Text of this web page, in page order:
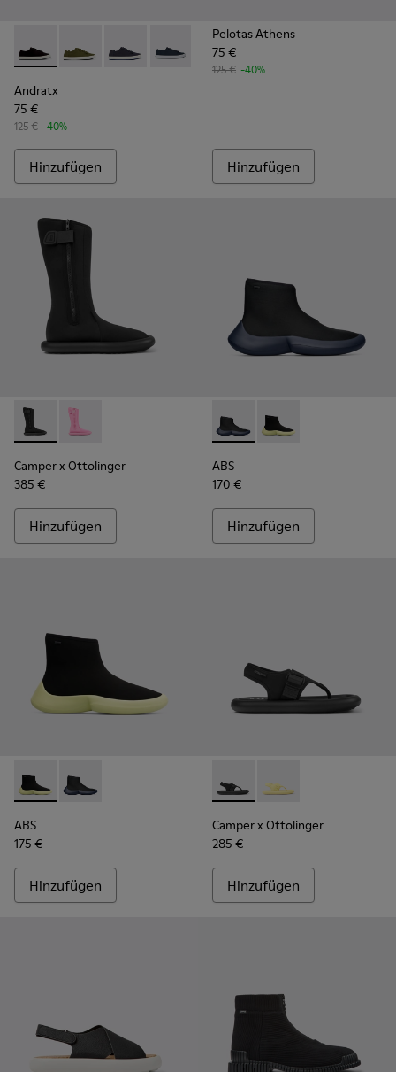
Andratx - K100158-021 - Schwarze Sneaker aus Textil Für
Andratx - K100158-020
Andratx - K100158-018
Andratx - K100158-011
Andratx
75 €
125 € -40%
Hinzufügen
Pelotas Athens
75 €
125 € -40%
Hinzufügen
Camper x Ottolinger - K300482-001 - Schwarze
Camper x Ottolinger - K300482-002
Camper x Ottolinger
385 €
Hinzufügen
ABS - K300260-006 -
ABS - K300260-003
ABS
170 €
Hinzufügen
ABS - K300260-003 - Black
ABS - K300260-006 - Schwarzer High-Top Herren-
ABS
175 €
Hinzufügen
Camper x Ottolinger -
Camper x Ottolinger
Camper x Ottolinger
285 €
Hinzufügen